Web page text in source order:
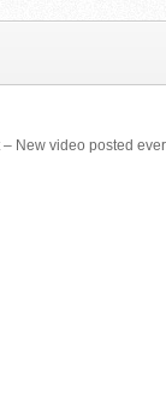
New video posted